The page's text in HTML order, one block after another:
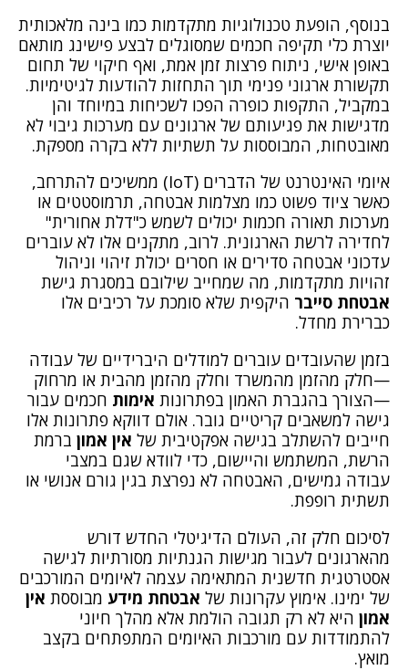
בנוסף, הופעת טכנולוגיות מתקדמות כמו בינה מלאכותית
יוצרת כלי תקיפה חכמים שמסוגלים לבצע פישינג מותאם
באופן אישי, ניתוח פרצות זמן אמת, ואף חיקוי של תחום
תקשורת ארגוני פנימי תוך התחזות להודעות לגיטימיות.
במקביל, התקפות כופרה הפכו לשכיחות במיוחד והן
מדגישות את פגיעותם של ארגונים עם מערכות גיבוי לא
מאובטחות, המבוססות על תשתיות ללא בקרה מספקת.
איומי האינטרנט של הדברים (IoT) ממשיכים להתרחב,
כאשר ציוד פשוט כמו מצלמות אבטחה, תרמוסטטים או
מערכות תאורה חכמות יכולים לשמש כ"דלת אחורית"
לחדירה לרשת הארגונית. לרוב, מתקנים אלו לא עוברים
עדכוני אבטחה סדירים או חסרים יכולת זיהוי וניהול
זהויות מתקדמות, מה שמחייב שילובם במסגרת גישת
אבטחת סייבר היקפית שלא סומכת על רכיבים אלו
כברירת מחדל.
בזמן שהעובדים עוברים למודלים היברידיים של עבודה
—חלק מהזמן מהמשרד וחלק מהזמן מהבית או מרחוק
—הצורך בהגברת האמון בפתרונות אימות חכמים עבור
גישה למשאבים קריטיים גובר. אולם דווקא פתרונות אלו
חייבים להשתלב בגישה אפקטיבית של אין אמון ברמת
הרשת, המשתמש והיישום, כדי לוודא שגם במצבי
עבודה גמישים, האבטחה לא נפרצת בגין גורם אנושי או
תשתית רופפת.
לסיכום חלק זה, העולם הדיגיטלי החדש דורש
מהארגונים לעבור מגישות הגנתיות מסורתיות לגישה
אסטרטגית חדשנית המתאימה עצמה לאיומים המורכבים
של ימינו. אימוץ עקרונות של אבטחת מידע מבוססת אין
אמון היא לא רק תגובה הולמת אלא מהלך חיוני
להתמודדות עם מורכבות האיומים המתפתחים בקצב
מואץ.